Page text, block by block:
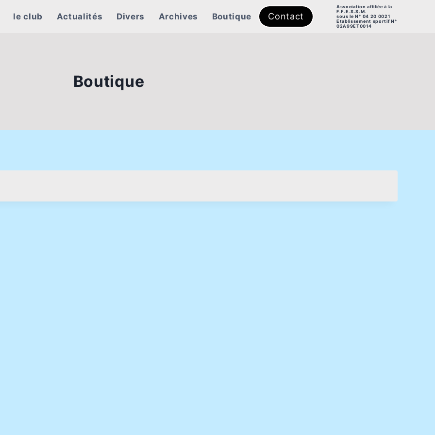
le club Actualités Divers Archives Boutique Contact
Association affiliée à la
F.F.E.S.S.M.
sous le N° 04 20 0021
Etablissement sportif N°
02A99ET0014
Boutique